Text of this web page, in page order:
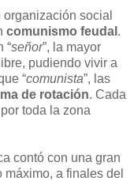
social
comunismo feudal .
“señor”, la mayor
pudiendo vivir a
“comunista”, las
de rotación. Cada
toda la zona
contó con una gran
a finales del